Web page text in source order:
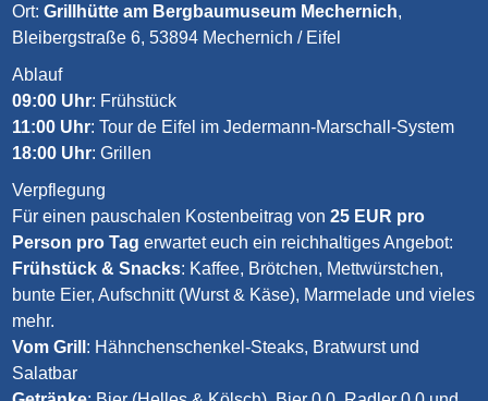
Ort: Grillhütte am Bergbaumuseum Mechernich,
Bleibergstraße 6, 53894 Mechernich / Eifel
Ablauf
09:00 Uhr: Frühstück
11:00 Uhr: Tour de Eifel im Jedermann-Marschall-System
18:00 Uhr: Grillen
Verpflegung
Für einen pauschalen Kostenbeitrag von 25 EUR pro
Person pro Tag erwartet euch ein reichhaltiges Angebot:
Frühstück & Snacks: Kaffee, Brötchen, Mettwürstchen,
bunte Eier, Aufschnitt (Wurst & Käse), Marmelade und vieles
mehr.
Vom Grill : Hähnchenschenkel-Steaks, Bratwurst und
Salatbar